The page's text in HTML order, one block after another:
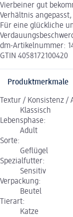
Vierbeiner gut
Verhältnis
Für eine glückliche
dm-Artikelnummer:
GTIN 4058172100420
Produktmerkmale
Textur / Konsistenz /
Klassisch
Lebensphase:
Adult
Sorte:
Geflügel
Spezialfutter:
Sensitiv
Verpackung:
Beutel
Tierart:
Katze